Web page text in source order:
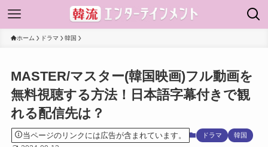
ホーム ドラマ 韓国
MASTER/マスター(韓国映画)フル動画を
無料視聴する方法！日本語字幕付きで観
れる配信先は？
当ページのリンクには広告が含まれています。 ドラマ 韓国